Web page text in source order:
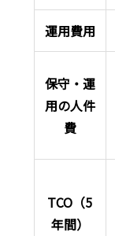
運用費用
保守・運
用の人件
費
TCO（5
年間）